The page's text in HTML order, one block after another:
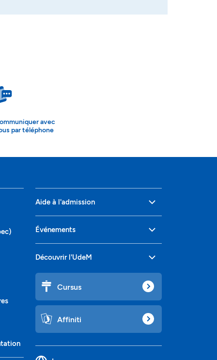
avec
par téléphone
Aide à l'admission
Événements
Découvrir l'UdeM
Cursus
Affiniti